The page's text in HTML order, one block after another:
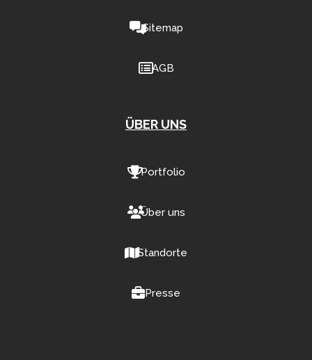
Sitemap
AGB
ÜBER UNS
Portfolio
Über uns
Standorte
Presse